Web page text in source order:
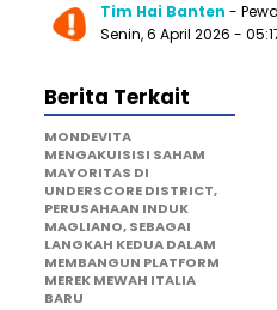
Tim Hai Banten -
Senin, 6 April 2026 -
Berita Terkait
MONDEVITA
MENGAKUISISI SAHAM
MAYORITAS DI
UNDERSCORE DISTRICT,
PERUSAHAAN INDUK
MAGLIANO, SEBAGAI
LANGKAH KEDUA DALAM
MEMBANGUN PLATFORM
MEREK MEWAH ITALIA
BARU